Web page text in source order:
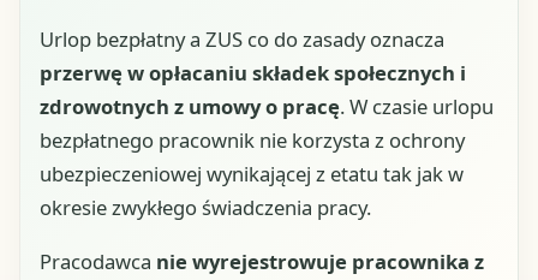
Urlop bezpłatny a ZUS co do zasady oznacza
przerwę w opłacaniu składek społecznych i
zdrowotnych z umowy o pracę. W czasie urlopu
bezpłatnego pracownik nie korzysta z ochrony
ubezpieczeniowej wynikającej z etatu tak jak w
okresie zwykłego świadczenia pracy.
Pracodawca nie wyrejestrowuje pracownika z